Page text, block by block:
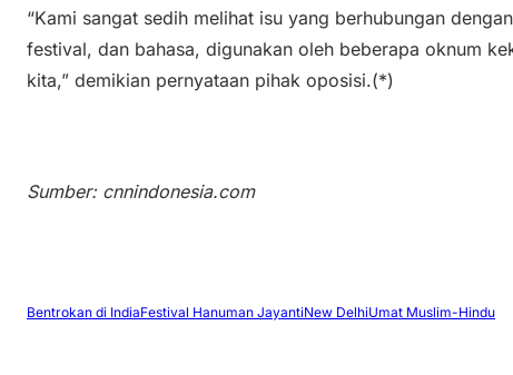
“Kami sangat sedih melihat isu yang berhubungan
festival, dan bahasa, digunakan oleh beberapa oknum
kita,” demikian pernyataan pihak oposisi.(*)
Sumber: cnnindonesia.com
Bentrokan di IndiaFestival Hanuman JayantiNew DelhiUmat Muslim-Hindu